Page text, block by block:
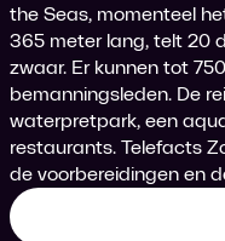
the Seas, momenteel
365 meter lang, telt 20
zwaar. Er kunnen tot
bemanningsleden. De
waterpretpark, een
restaurants. Telefacts
de voorbereidingen en